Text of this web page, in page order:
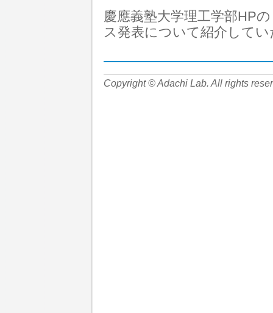
慶應義塾大学理工学部HP
ス発表について紹介して
Copyright © Adachi Lab. All rights